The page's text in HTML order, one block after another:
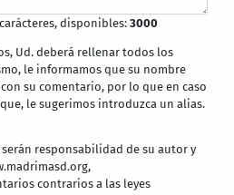
disponibles:3000
Ud. deberá rellenar todos los
le informamos que su nombre
su comentario, por lo que en caso
le sugerimos introduzca un alias.
responsabilidad de su autor y
contrarios a las leyes